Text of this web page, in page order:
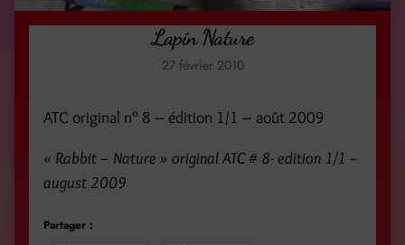
Lapin Nature
27 février 2010
ATC original n° 8 – édition 1/1 – août 2009
« Rabbit – Nature » original ATC # 8- edition 1/1 –
august 2009
Partager :